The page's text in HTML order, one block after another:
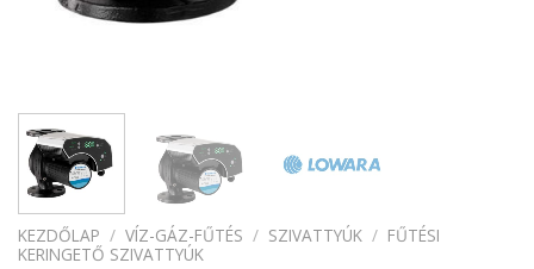
KEZDŐLAP / VÍZ-GÁZ-FŰTÉS / SZIVATTYÚK / FŰTÉSI
KERINGETŐ SZIVATTYÚK